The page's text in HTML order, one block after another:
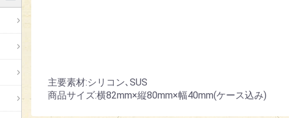
主要素材:シリコン､SUS
商品サイズ:横82mm×縦80mm×幅40mm(ケース込み)